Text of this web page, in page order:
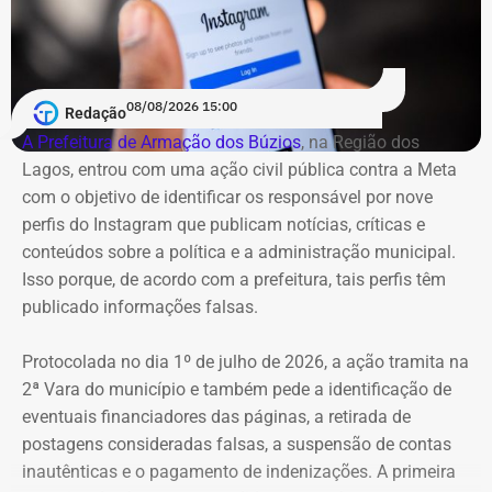
Redação08/08/2026 15:00
A Prefeitura de Armação dos Búzios, na Região dos
Lagos, entrou com uma ação civil pública contra a Meta
com o objetivo de identificar os responsável por nove
perfis do Instagram que publicam notícias, críticas e
conteúdos sobre a política e a administração municipal.
Isso porque, de acordo com a prefeitura, tais perfis têm
publicado informações falsas.
Protocolada no dia 1º de julho de 2026, a ação tramita na
2ª Vara do município e também pede a identificação de
eventuais financiadores das páginas, a retirada de
postagens consideradas falsas, a suspensão de contas
inautênticas e o pagamento de indenizações. A primeira